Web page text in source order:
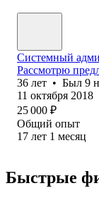
Системный
Рассмотрю
36 лет • Был 9
11 октября 2018
25 000 ₽
Общий опыт
17 лет 1 месяц
Быстрые